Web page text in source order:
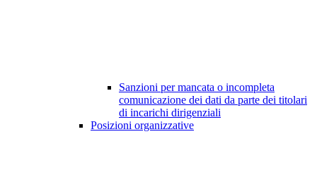
Sanzioni per mancata o incompleta
comunicazione dei dati da parte dei titolari
di incarichi dirigenziali
Posizioni organizzative